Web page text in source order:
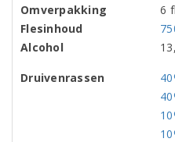
Omverpakking
6
Flesinhoud
Alcohol
Druivenrassen